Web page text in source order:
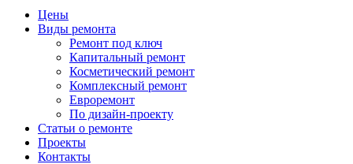
Цены
Виды ремонта
Ремонт под ключ
Капитальный ремонт
Косметический ремонт
Комплексный ремонт
Евроремонт
По дизайн-проекту
Статьи о ремонте
Проекты
Контакты